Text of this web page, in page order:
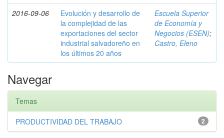
2016-09-06
Evolución y desarrollo de
la complejidad de las
exportaciones del sector
industrial salvadoreño en
los últimos 20 años
Escuela Superior
de Economía y
Negocios (ESEN);
Castro, Eleno
Navegar
Temas
2
PRODUCTIVIDAD DEL TRABAJO